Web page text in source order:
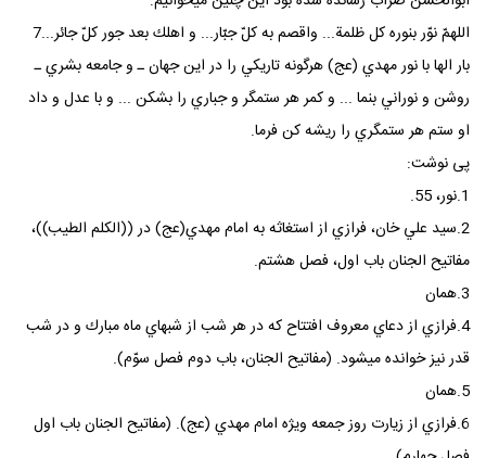
اللهمّ نوّر بنوره كل ظلمة... واقصم به كلّ جبّار... و اهلك بعد جور كلّ جائر...7
بار الها با نور مهدي (عج) هرگونه تاريكي را در اين جهان ـ و جامعه بشري ـ
روشن و نوراني بنما ... و كمر هر ستمگر و جباري را بشكن ... و با عدل و داد
او ستم هر ستمگري را ريشه كن فرما.
پی نوشت:
1.نور، 55.
2.سيد علي خان، فرازي از استغاثه به امام مهدي(عج) در ((الكلم الطيب))،
مفاتيح الجنان باب اول، فصل هشتم.
3.همان
4.فرازي از دعاي معروف افتتاح كه در هر شب از شبهاي ماه مبارك و در شب
قدر نيز خوانده ميشود. (مفاتيح الجنان، باب دوم فصل سوّم).
5.همان
6.فرازي از زيارت روز جمعه ويژه امام مهدي (عج). (مفاتيح الجنان باب اول